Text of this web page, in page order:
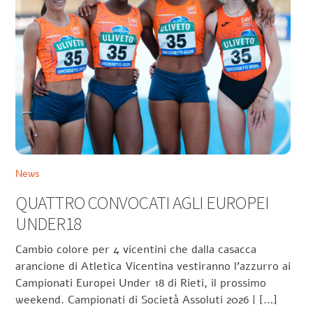
News
QUATTRO CONVOCATI AGLI EUROPEI
UNDER18
Cambio colore per 4 vicentini che dalla casacca
arancione di Atletica Vicentina vestiranno l’azzurro ai
Campionati Europei Under 18 di Rieti, il prossimo
weekend. Campionati di Società Assoluti 2026 | […]